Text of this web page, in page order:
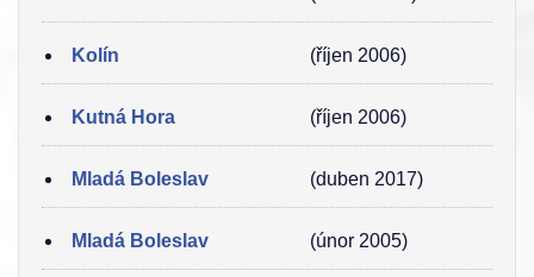
Kolín (říjen 2006)
Kutná Hora (říjen 2006)
Mladá Boleslav (duben 2017)
Mladá Boleslav (únor 2005)